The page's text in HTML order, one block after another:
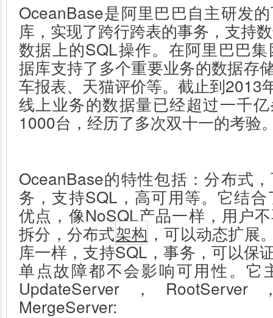
OceanBase是阿里巴巴自主研发
库，实现了跨行跨表的事务，支持
数据上的SQL操作。在阿里巴巴
据库支持了多个重要业务的数据存
车报表、天猫评价等。截止到2013
线上业务的数据量已经超过一千
1000台，经历了多次双十一的考验
OceanBase的特性包括：分布式
务，支持SQL，高可用等。它结
优点，像NoSQL产品一样，用户
拆分，分布式架构 ，可以动态扩展
库一样，支持SQL，事务，可以保
单点故障都不会影响可用性。它
UpdateServer，RootServer
MergeServer: